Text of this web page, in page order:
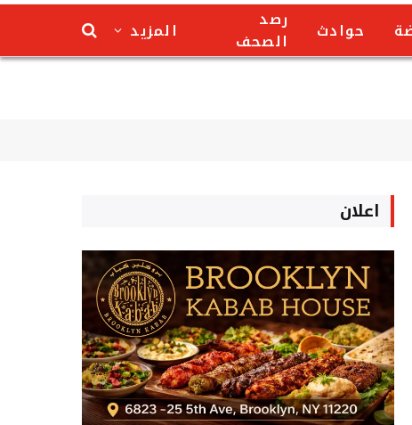
حوادث
رصد
الصحف
المزيد
اعلان